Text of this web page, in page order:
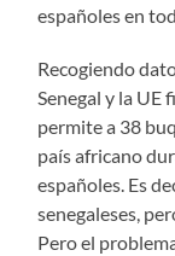
españoles en
Recogiendo
Senegal y la UE
permite a 38
país africano
españoles. Es
senegaleses,
Pero el